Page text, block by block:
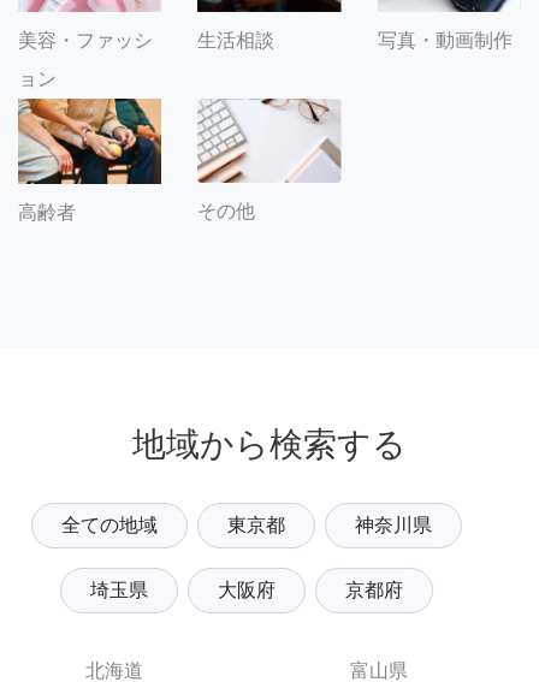
美容・ファッシ
ョン
生活相談 写真・動画制作
高齢者 その他
地域から検索する
全ての地域 東京都 神奈川県
埼玉県 大阪府 京都府
北海道
富山県